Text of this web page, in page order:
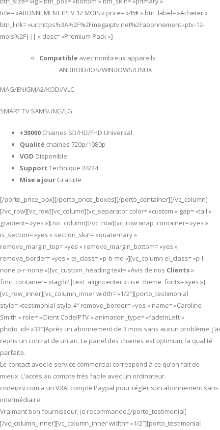
title= »ABONNEMENT IPTV 12 MOIS » price= »45€ » btn_label= »Acheter »
btn_link= »url:https%3A%2F%2Fmegaiptv.net%2Fabonnement-iptv-12-
mois%2F||| » desc= »Premium Pack »]
Compatible avec nombreux appareils
ANDROID/IOS/WINDOWS/LINUX
MAG/ENIGMA2/KODI/VLC
SMART TV SAMSUNG/LG
+30000 Chaines SD/HD/FHD Universal
Qualité chaines 720p/1080p
VOD Disponible
Support Technique 24/24
Mise a jour Gratuite
[/porto_price_box][/porto_price_boxes][/porto_container][/vc_column]
[/vc_row][vc_row][vc_column][vc_separator color= »custom » gap= »tall »
gradient= »yes »][/vc_column][/vc_row][vc_row wrap_container= »yes »
is_section= »yes » section_skin= »quaternary »
remove_margin_top= »yes » remove_margin_bottom= »yes »
remove_border= »yes » el_class= »p-b-md »][vc_column el_class= »p-l-
none p-r-none »][vc_custom_heading text= »Avis de nos Clients»
font_container= »tag:h2|text_align:center » use_theme_fonts= »yes »]
[vc_row_inner][vc_column_inner width= »1/2″][porto_testimonial
style= »testimonial-style-4″ remove_border= »yes » name= »Caroline
Smith » role= »Client CodeIPTV » animation_type= »fadeInLeft »
photo_id= »33″]Après un abonnement de 3 mois sans aucun problème, j’ai
repris un contrat de un an. Le panel des chaines est optimum, la qualité
parfaite.
Le contact avec le service commercial correspond à ce qu’on fait de
mieux. L’accès au compte très facile avec un ordinateur.
codeiptv.com a un VRAI compte Paypal pour régler son abonnement sans
intermédiaire.
Vraiment bon fournisseur, je recommande.[/porto_testimonial]
[/vc_column_inner][vc_column_inner width= »1/2″][porto_testimonial